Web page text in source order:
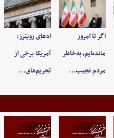
اگر تا امروز
مانده‌ایم، به‌خاطر
مردم نجیب…
ادعای رویترز:
آمریکا برخی از
تحریم‌های…